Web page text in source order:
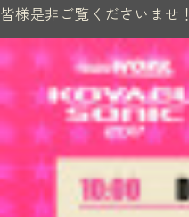
皆様是非ご覧くださいませ！